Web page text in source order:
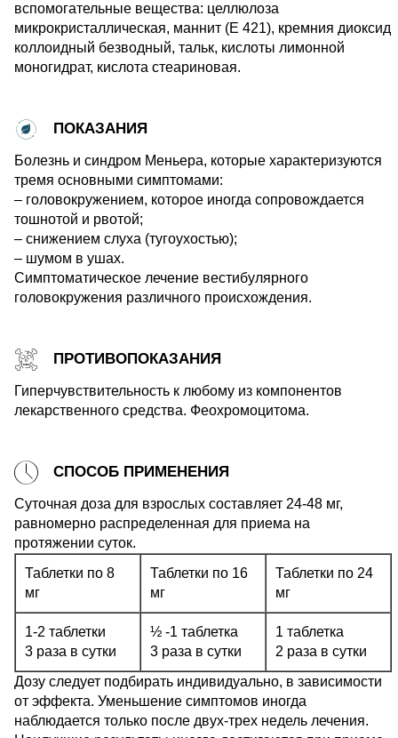
вспомогательные вещества: целлюлоза
микрокристаллическая, маннит (Е 421), кремния диоксид
коллоидный безводный, тальк, кислоты лимонной
моногидрат, кислота стеариновая.
ПОКАЗАНИЯ
Болезнь и синдром Меньера, которые характеризуются
тремя основными симптомами:
– головокружением, которое иногда сопровождается
тошнотой и рвотой;
– снижением слуха (тугоухостью);
– шумом в ушах.
Симптоматическое лечение вестибулярного
головокружения различного происхождения.
ПРОТИВОПОКАЗАНИЯ
Гиперчувствительность к любому из компонентов
лекарственного средства. Феохромоцитома.
СПОСОБ ПРИМЕНЕНИЯ
Суточная доза для взрослых составляет 24-48 мг,
равномерно распределенная для приема на
протяжении суток.
Таблетки по 8
мг
Таблетки по 16
мг
Таблетки по 24
мг
1-2 таблетки
3 раза в сутки
½ -1 таблетка
3 раза в сутки
1 таблетка
2 раза в сутки
Дозу следует подбирать индивидуально, в зависимости
от эффекта. Уменьшение симптомов иногда
наблюдается только после двух-трех недель лечения.